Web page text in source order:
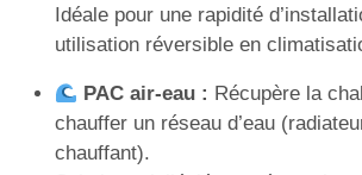
Idéale pour une rapidité
utilisation réversible en
PAC air-eau : Récupère la
chauffer un réseau d’eau
chauffant).